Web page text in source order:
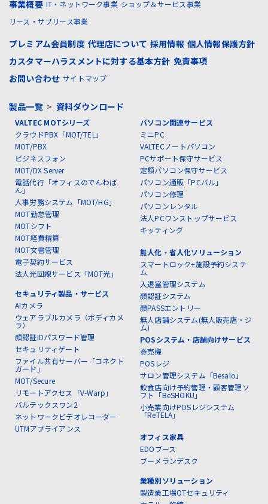
事業概要 IT・ネットワーク事業 ショップ＆サービス事業
リース・サブリース事業
プレミアム会員制度 代理店について 採用情報 個人情報保護方針
カスタマーハラスメントに対する基本方針 免責事項
お問い合わせ サイトマップ
製品一覧> 資料ダウンロード
VALTEC MOTシリーズ
クラウドPBX「MOT/TEL」
MOT/PBX
ビジネスフォン
MOT/DX Server
電話代行「オフィスのでんわば
ん」
人事労務システム「MOT/HG」
MOT勤怠管理
MOTシフト
MOT経費精算
MOT文書管理
電子契約サービス
法人光回線サービス「MOT光」
セキュリティ製品・サービス
AIカメラ
ウェアラブルカメラ（ボディカメ
ラ）
顔認証IDパスワード管理
セキュリティゲート
ファイル共有サーバー「コネクト
ガード」
MOT/Secure
リモートアクセス「V-Warp」
バルテックスワン2
ネットワークビデオレコーダー
UTMアプライアンス
パソコン関連サービス
ミニPC
VALTECノートパソコン
PCサポート保守サービス
定額パソコン保守サービス
パソコン通販「PCバル」
パソコン修理
パソコンレンタル
法人PCワンストップサービス
キッティング
無人化・省人化ソリューション
スマートロック+施設予約システ
ム
入退室管理システム
顔認証システム
顔PASSエントリー
無人店舗システム(無人販売店・ジ
ム)
POSシステム・店舗向けサービス
券売機
POSレジ
サロン管理システム「Besalo」
飲食店向け予約管理・顧客管理ソ
フト「BeSHOKU」
小売業向けPOSレジシステム
「ReTELA」
オフィス家具
EDOブース
ブーメランデスク
業種別ソリューション
製造業工場OTセキュリティ